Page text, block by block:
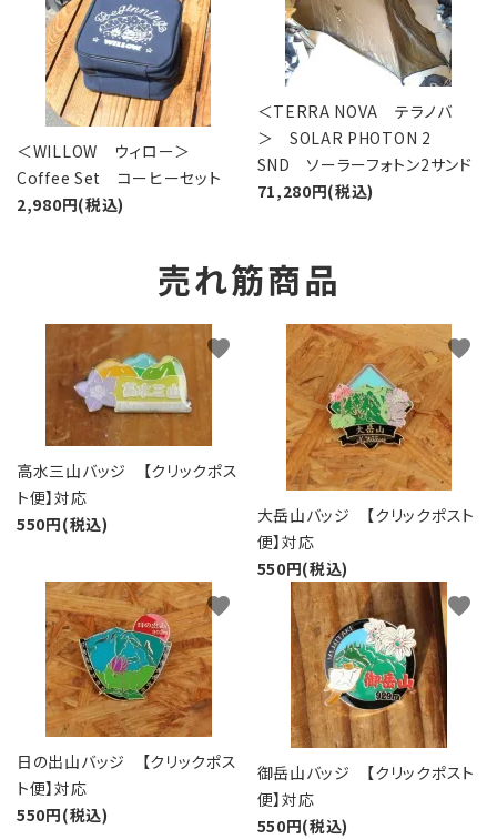
＜WILLOW ウィロー＞
Coffee Set コーヒーセット
2,980円(税込)
＜TERRA NOVA テラノバ
＞ SOLAR PHOTON 2
SND ソーラーフォトン2サンド
71,280円(税込)
売れ筋商品
高水三山バッジ 【クリックポス
ト便】対応
550円(税込)
favorite
大岳山バッジ 【クリックポスト
便】対応
550円(税込)
favorite
日の出山バッジ 【クリックポス
ト便】対応
550円(税込)
favorite
御岳山バッジ 【クリックポスト
便】対応
550円(税込)
favorite